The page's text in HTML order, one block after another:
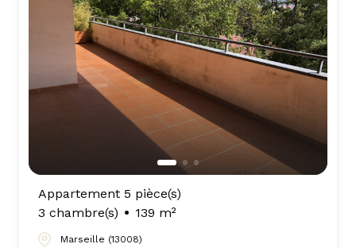
Appartement 5 pièce(s)
3 chambre(s)
139 m²
Marseille (13008)